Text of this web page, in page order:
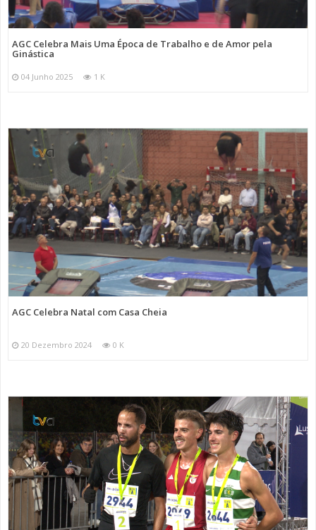
AGC Celebra Mais Uma Época de Trabalho e de Amor pela
Ginástica
04 Junho 2025 1 K
AGC Celebra Natal com Casa Cheia
20 Dezembro 2024 0 K